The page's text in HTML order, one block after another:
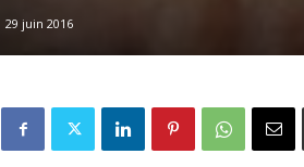
29 juin 2016